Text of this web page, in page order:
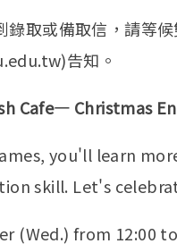
錄取或備取信，請等
告知。
Cafe— Christmas
you'll learn
skill. Let's
(Wed.) from 12:00